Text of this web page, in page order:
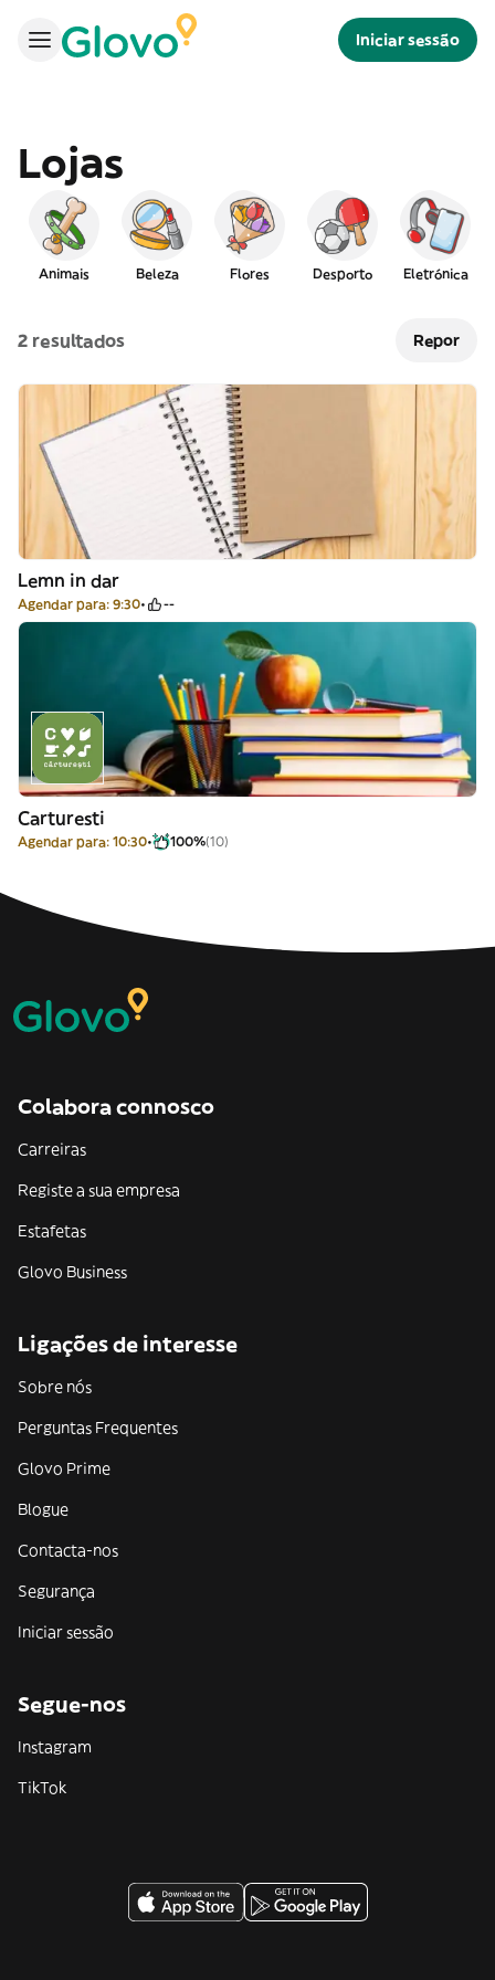
Iniciar sessão
Lojas
Animais Beleza Flores Desporto Eletrónica
2 resultados Repor
Lemn in dar
Agendar para: 9:30 --
Carturesti
Agendar para: 10:30 100%(10)
Colabora connosco
Carreiras
Registe a sua empresa
Estafetas
Glovo Business
Ligações de interesse
Sobre nós
Perguntas Frequentes
Glovo Prime
Blogue
Contacta-nos
Segurança
Iniciar sessão
Segue-nos
Instagram
TikTok